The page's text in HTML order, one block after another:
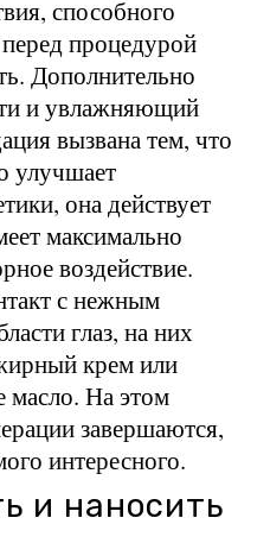
способного
процедурой
Дополнительно
и увлажняющий
вызвана тем, что
улучшает
она действует
максимально
воздействие.
с нежным
глаз, на них
крем или
масло. На этом
завершаются,
интересного.
и наносить